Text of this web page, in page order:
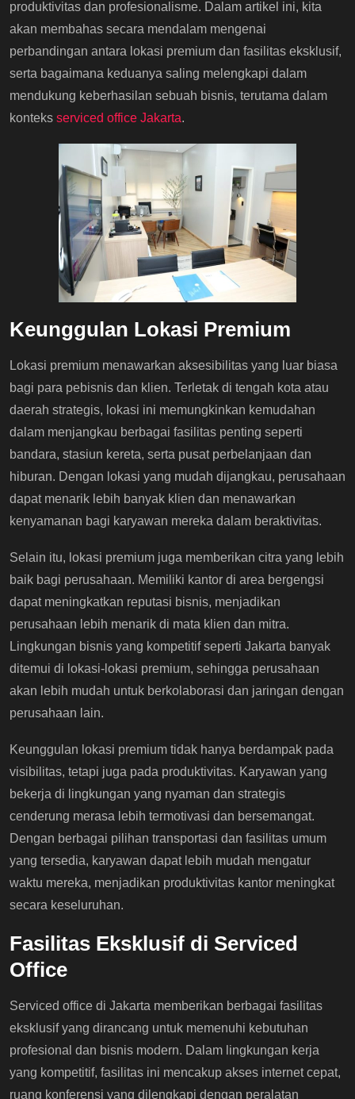
produktivitas dan profesionalisme. Dalam artikel ini, kita
akan membahas secara mendalam mengenai
perbandingan antara lokasi premium dan fasilitas eksklusif,
serta bagaimana keduanya saling melengkapi dalam
mendukung keberhasilan sebuah bisnis, terutama dalam
konteks serviced office Jakarta.
Keunggulan Lokasi Premium
Lokasi premium menawarkan aksesibilitas yang luar biasa
bagi para pebisnis dan klien. Terletak di tengah kota atau
daerah strategis, lokasi ini memungkinkan kemudahan
dalam menjangkau berbagai fasilitas penting seperti
bandara, stasiun kereta, serta pusat perbelanjaan dan
hiburan. Dengan lokasi yang mudah dijangkau, perusahaan
dapat menarik lebih banyak klien dan menawarkan
kenyamanan bagi karyawan mereka dalam beraktivitas.
Selain itu, lokasi premium juga memberikan citra yang lebih
baik bagi perusahaan. Memiliki kantor di area bergengsi
dapat meningkatkan reputasi bisnis, menjadikan
perusahaan lebih menarik di mata klien dan mitra.
Lingkungan bisnis yang kompetitif seperti Jakarta banyak
ditemui di lokasi-lokasi premium, sehingga perusahaan
akan lebih mudah untuk berkolaborasi dan jaringan dengan
perusahaan lain.
Keunggulan lokasi premium tidak hanya berdampak pada
visibilitas, tetapi juga pada produktivitas. Karyawan yang
bekerja di lingkungan yang nyaman dan strategis
cenderung merasa lebih termotivasi dan bersemangat.
Dengan berbagai pilihan transportasi dan fasilitas umum
yang tersedia, karyawan dapat lebih mudah mengatur
waktu mereka, menjadikan produktivitas kantor meningkat
secara keseluruhan.
Fasilitas Eksklusif di Serviced
Office
Serviced office di Jakarta memberikan berbagai fasilitas
eksklusif yang dirancang untuk memenuhi kebutuhan
profesional dan bisnis modern. Dalam lingkungan kerja
yang kompetitif, fasilitas ini mencakup akses internet cepat,
ruang konferensi yang dilengkapi dengan peralatan